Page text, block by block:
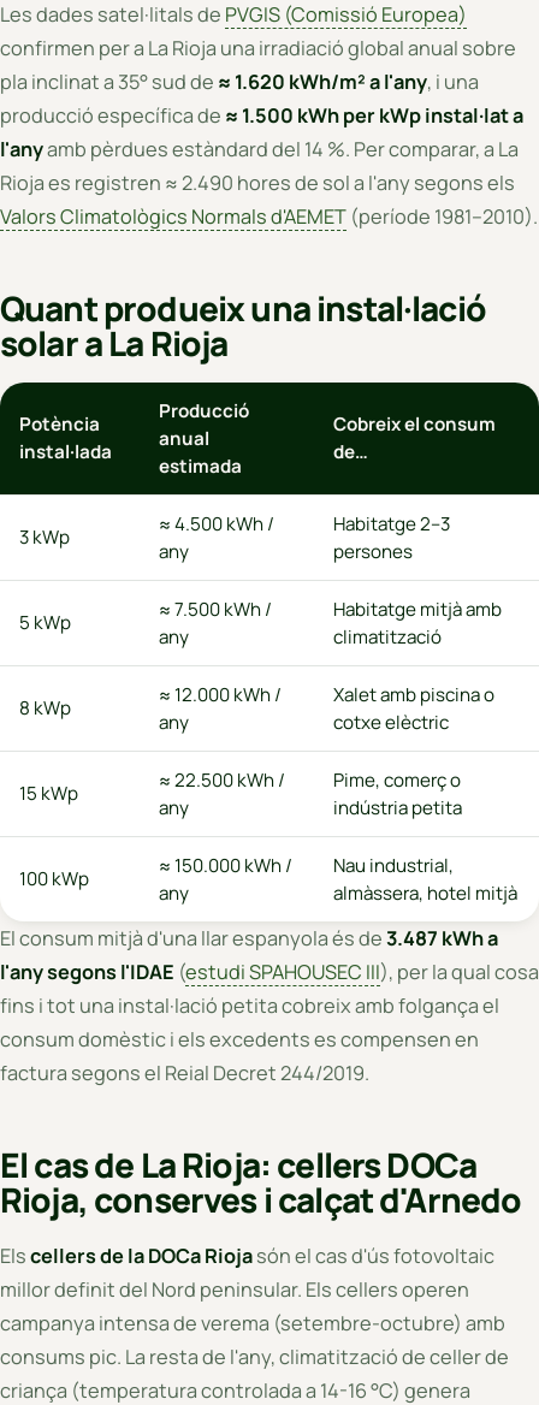
Les dades satel·litals de PVGIS (Comissió Europea)
confirmen per a La Rioja una irradiació global anual sobre
pla inclinat a 35° sud de ≈ 1.620 kWh/m² a l'any, i una
producció específica de ≈ 1.500 kWh per kWp instal·lat a
l'anyamb pèrdues estàndard del 14 %. Per comparar, a La
Rioja es registren ≈ 2.490 hores de sol a l'any segons els
Valors Climatològics Normals d'AEMET (període 1981–2010).
Quant produeix una instal·lació
solar a La Rioja
Potència
instal·lada
Producció
anual
estimada
Cobreix el consum
de…
3 kWp
≈ 4.500 kWh /
any
Habitatge 2–3
persones
5 kWp
≈ 7.500 kWh /
any
Habitatge mitjà amb
climatització
8 kWp
≈ 12.000 kWh /
any
Xalet amb piscina o
cotxe elèctric
15 kWp
≈ 22.500 kWh /
any
Pime, comerç o
indústria petita
100 kWp
≈ 150.000 kWh /
any
Nau industrial,
almàssera, hotel mitjà
El consum mitjà d'una llar espanyola és de3.487 kWh a
l'any segons l'IDAE (estudi SPAHOUSEC III), per la qual cosa
fins i tot una instal·lació petita cobreix amb folgança el
consum domèstic i els excedents es compensen en
factura segons el Reial Decret 244/2019.
El cas de La Rioja: cellers DOCa
Rioja, conserves i calçat d'Arnedo
Elscellers de la DOCa Riojasón el cas d'ús fotovoltaic
millor definit del Nord peninsular. Els cellers operen
campanya intensa de verema (setembre-octubre) amb
consums pic. La resta de l'any, climatització de celler de
criança (temperatura controlada a 14-16 °C) genera